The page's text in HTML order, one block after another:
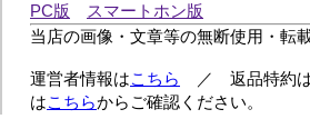
PC版
スマートホン版
当店の画像・文章等の無断使用・転
運営者情報はこちら ／ 返品特約
はこちらからご確認ください。